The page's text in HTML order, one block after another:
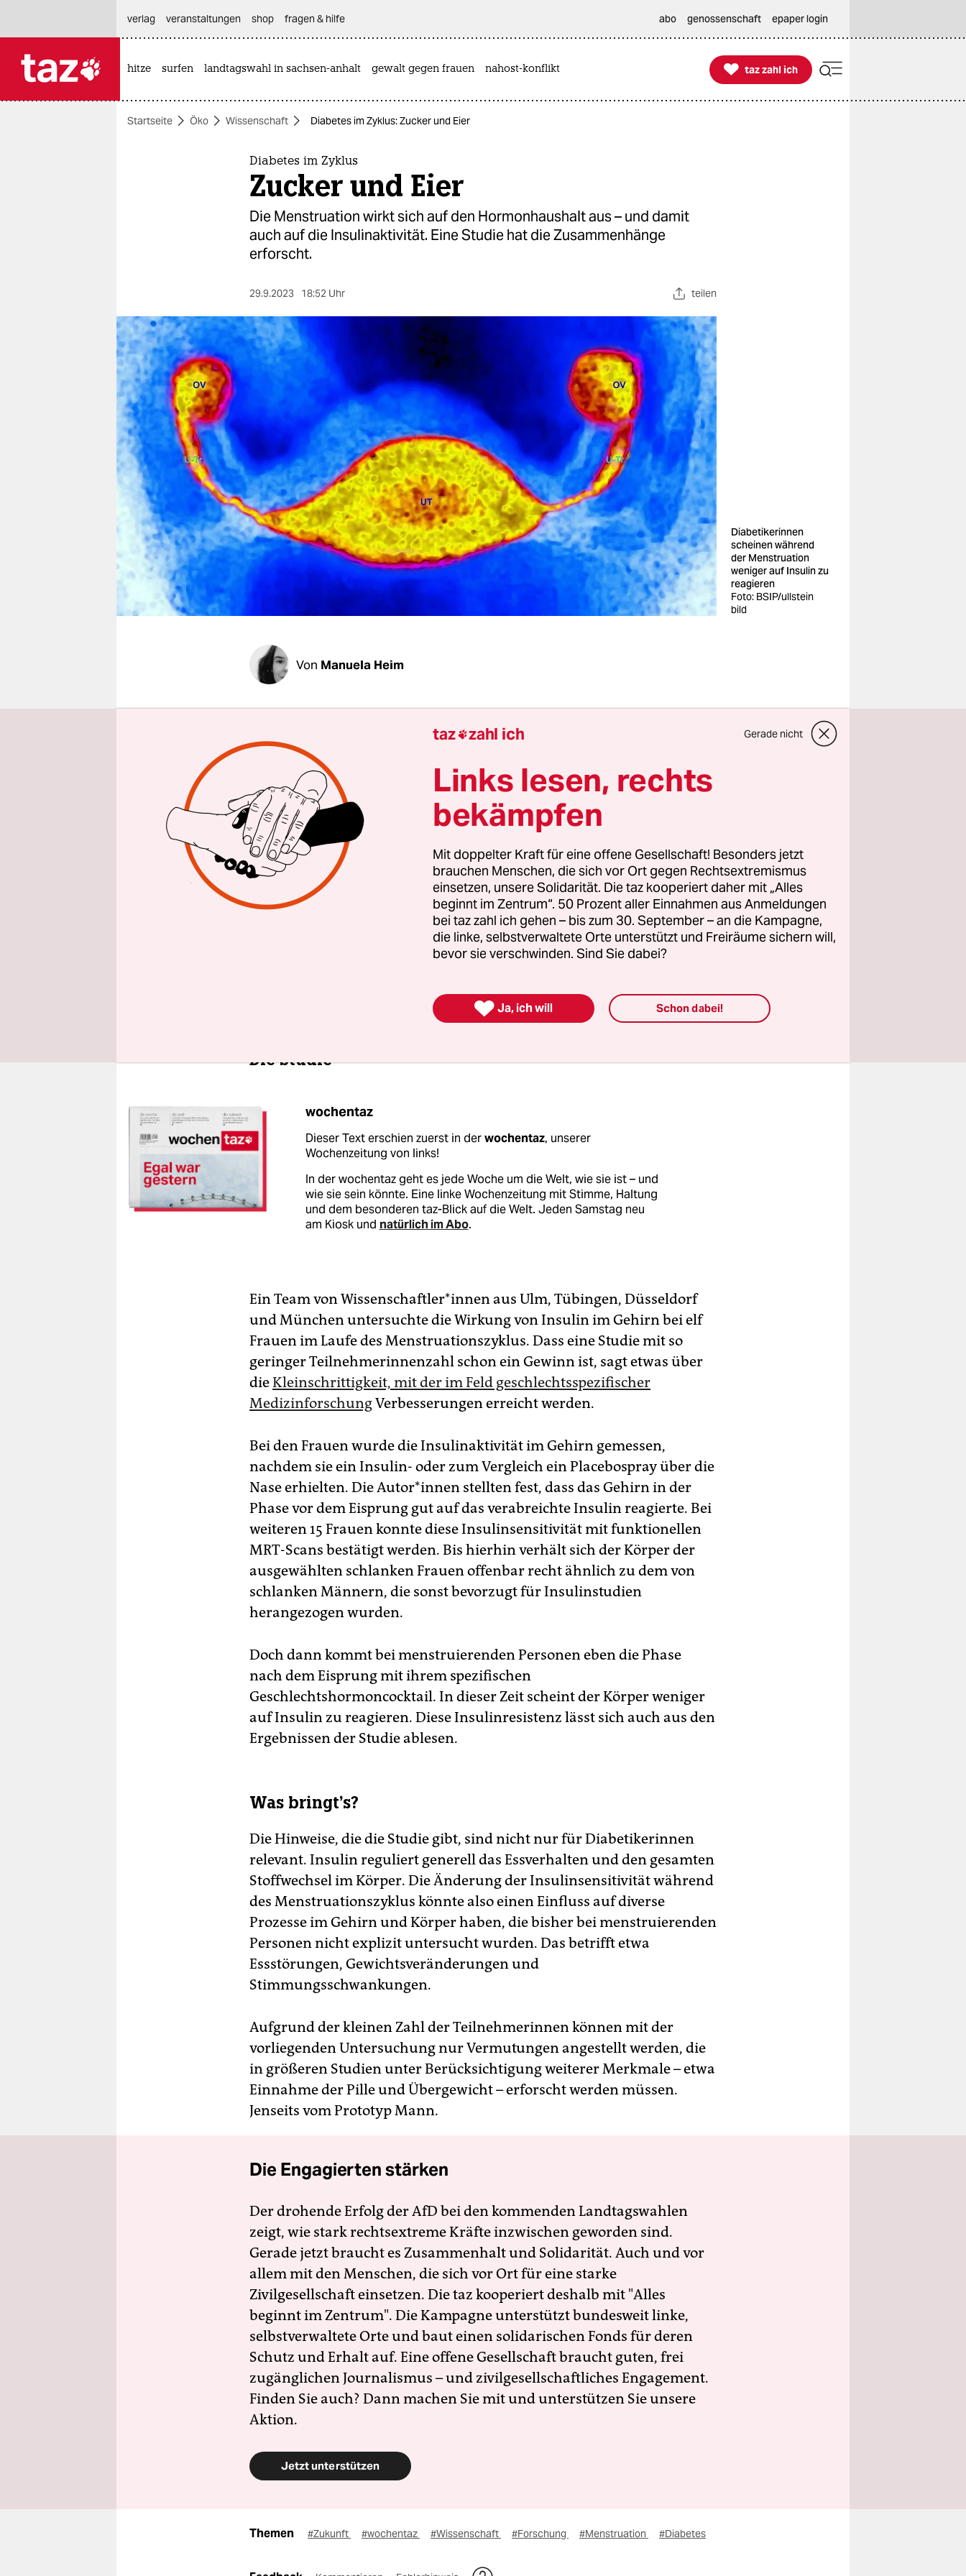
themen
berlin
nord
wahrheit
verlag
verlag
veranstaltungen
shop
fragen & hilfe
unterstützen
genossenschaft
verlag
veranstaltungen shop fragen & hilfe abo genossenschaft epaper login
hitze surfen landtagswahl in sachsen-anhalt gewalt gegen frauen nahost-konflikt 
taz zahl ich
taz zahl ich
Startseite Öko Wissenschaft Diabetes im Zyklus: Zucker und Eier
Diabetes im Zyklus
Zucker und Eier
Die Menstruation wirkt sich auf den Hormonhaushalt aus – und damit
auch auf die Insulinaktivität. Eine Studie hat die Zusammenhänge
erforscht.
29.9.2023 18:52 Uhr teilen
Diabetikerinnen
scheinen während
der Menstruation
weniger auf Insulin zu
reagieren
Foto: BSIP/ullstein
bild
Von Manuela Heim
Insulin ist eines der wichtigsten Hormone für den menschlichen
Stoffwechsel – dank ihm kommt der Zucker aus dem Blut in die Zellen.
Bei Dia­be­ti­ke­r*in­nen ist dieser Vorgang gestört. Betroffene mit
Menstruationszyklus
weisen schon länger darauf hin , dass es einigen
von ihnen in bestimmten Phasen des Monats schlechter gelingt, ihren
Blutzucker unter Kontrolle zu bringen.
Solche geschlechtsspezifischen Aspekte der Krankheitsind bekannt,
wurden allerdings bisher nur inwenigenUntersuchungenerforscht.
In einer neuen Studie, die geradeim FachjournalNature Metabolism
veröffentlicht wurde, geht es also nicht nur um darum, dass Frauen je
nach Menstruationsphase unterschiedlich auf Insulingabe reagieren.
Männer nicht länger das Maß aller Dinge sein dürfen.
Die Studie
wochentaz
Dieser Text erschien zuerst in derwochentaz, unserer
Wochenzeitung von links!
In der wochentaz geht es jede Woche um die Welt, wie sie ist – und
wie sie sein könnte. Eine linke Wochenzeitung mit Stimme, Haltung
und dem besonderen taz-Blick auf die Welt. Jeden Samstag neu
am Kiosk und natürlich im Abo.
Ein Team von Wis­sen­schaft­le­r*in­nen aus Ulm, Tübingen, Düsseldorf
und München untersuchte die Wirkung von Insulin im Gehirn bei elf
Frauen im Laufe des Menstruationszyklus. Dass eine Studie mit so
geringer Teilnehmerinnenzahl schon ein Gewinn ist, sagt etwas über
dieKleinschrittigkeit, mit der im Feld geschlechtsspezifischer
MedizinforschungVerbesserungen erreicht werden.
Bei den Frauen wurde die Insulinaktivität im Gehirn gemessen,
nachdem sie ein Insulin- oder zum Vergleich ein Placebospray über die
Nase erhielten. Die Au­to­r*in­nen stellten fest, dass das Gehirn in der
Phase vor dem Eisprung gut auf das verabreichte Insulin reagierte. Bei
weiteren 15 Frauen konnte diese Insulinsensitivität mit funktionellen
MRT-Scans bestätigt werden. Bis hierhin verhält sich der Körper der
ausgewählten schlanken Frauen offenbar recht ähnlich zu dem von
schlanken Männern, die sonst bevorzugt für Insulinstudien
herangezogen wurden.
Doch dann kommt bei menstruierenden Personen eben die Phase
nach dem Eisprung mit ihrem spezifischen
Geschlechtshormoncocktail. In dieser Zeit scheint der Körper weniger
auf Insulin zu reagieren. Diese Insulinresistenz lässt sich auch aus den
Ergebnissen der Studie ablesen.
Was bringt’s?
Die Hinweise, die die Studie gibt, sind nicht nur für Diabetikerinnen
relevant. Insulin reguliert generell das Essverhalten und den gesamten
Stoffwechsel im Körper. Die Änderung der Insulinsensitivität während
des Menstruationszyklus könnte also einen Einfluss auf diverse
Prozesse im Gehirn und Körper haben, die bisher bei menstruierenden
Personen nicht explizit untersucht wurden. Das betrifft etwa
Essstörungen, Gewichtsveränderungen und
Stimmungsschwankungen.
Aufgrund der kleinen Zahl der Teilnehmerinnen können mit der
vorliegenden Untersuchung nur Vermutungen angestellt werden, die
in größeren Studien unter Berücksichtigung weiterer Merkmale – etwa
Einnahme der Pille und Übergewicht – erforscht werden müssen.
Jenseits vom Prototyp Mann.
Die Engagierten stärken
Der drohende Erfolg der AfD bei den kommenden Landtagswahlen
zeigt, wie stark rechtsextreme Kräfte inzwischen geworden sind.
Gerade jetzt braucht es Zusammenhalt und Solidarität. Auch und vor
allem mit den Menschen, die sich vor Ort für eine starke
Zivilgesellschaft einsetzen. Die taz kooperiert deshalb mit "Alles
beginnt im Zentrum". Die Kampagne unterstützt bundesweit linke,
selbstverwaltete Orte und baut einen solidarischen Fonds für deren
Schutz und Erhalt auf. Eine offene Gesellschaft braucht guten, frei
zugänglichen Journalismus – und zivilgesellschaftliches Engagement.
Finden Sie auch? Dann machen Sie mit und unterstützen Sie unsere
Aktion.
Jetzt unterstützen
Themen #Zukunft #wochentaz #Wissenschaft #Forschung #Menstruation #Diabetes
taz zahl ich Gerade nicht
Links lesen, rechts
bekämpfen
Mit doppelter Kraft für eine offene Gesellschaft! Besonders jetzt
brauchen Menschen, die sich vor Ort gegen Rechtsextremismus
einsetzen, unsere Solidarität. Die taz kooperiert daher mit „Alles
beginnt im Zentrum“. 50 Prozent aller Einnahmen aus Anmeldungen
bei taz zahl ich gehen – bis zum 30. September – an die Kampagne,
die linke, selbstverwaltete Orte unterstützt und Freiräume sichern will,
bevor sie verschwinden. Sind Sie dabei?
 Ja, ich will Schon dabei!